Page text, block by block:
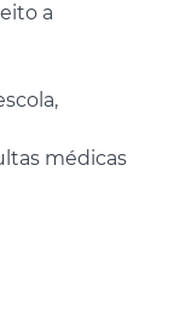
a
médicas